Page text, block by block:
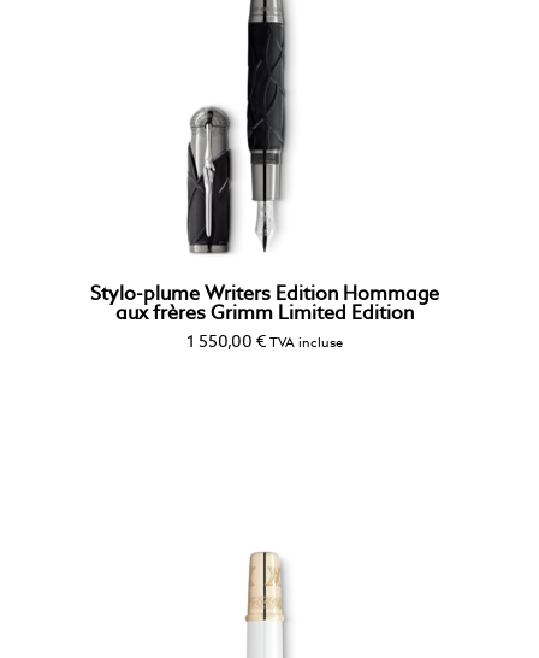
Stylo-plume Writers Edition Hommage
aux frères Grimm Limited Edition
1 550,00 € TVA incluse